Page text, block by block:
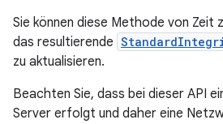
Sie können diese Methode von Zeit
das resultierende
zu aktualisieren.
Beachten Sie, dass bei dieser API
Server erfolgt und daher eine